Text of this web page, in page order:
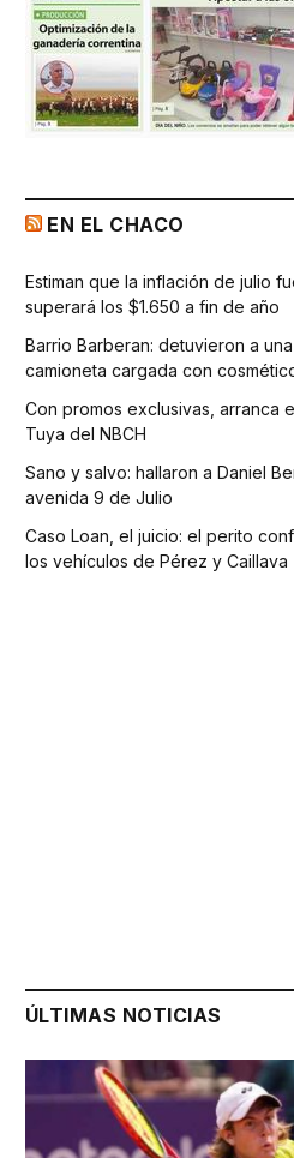
EN EL CHACO
Estiman que la inflación de julio
superará los $1.650 a fin de año
Barrio Barberan: detuvieron a
camioneta cargada con
Con promos exclusivas, arranca
Tuya del NBCH
Sano y salvo: hallaron a Daniel
avenida 9 de Julio
Caso Loan, el juicio: el perito
los vehículos de Pérez y Caillava
ÚLTIMAS NOTICIAS